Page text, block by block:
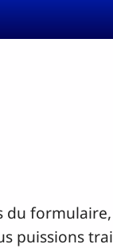
du
puissions